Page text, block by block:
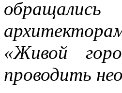
«Живой
проводить